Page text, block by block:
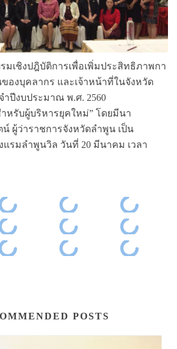
มเชิงปฎิบัติการเพื่อเพิ่มประสิทธิภาพกา
องบุคลากร และเจ้าหน้าที่ในจังหวัด
ำปีงบประมาณ พ.ศ. 2560
หรับผู้บริหารยุคใหม่” โดยมีนา
ผู้ว่าราชการจังหวัดลำพูน เป็น
แรมลำพูนวิล วันที่ 20 มีนาคม เวลา
POSTS